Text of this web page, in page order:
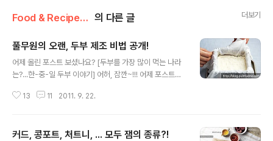
Food & Recipe/그 푸드? 저 푸드! 의 다른 글 더보기
풀무원의 오랜, 두부 제조 비법 공개!
어제 올린 포스트 보셨나요? [두부를 가장 많이 먹는 나라
는?...한-중-일 두부 이야기] 어허, 잠깐~!!! 어제 포스트를
"포장두부는 언제, 누가, 처음 만들었을까요?" 띵똥~! 네,
에 생수를 찰랑찰랑 붓고 두부를 띄운 최초의 포장두부가
13 11 2011. 9. 22.
커드, 콩포트, 처트니, ... 모두 잼의 종류?!